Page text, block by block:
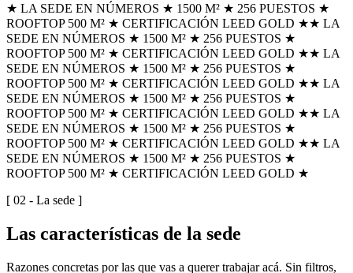
★ LA SEDE EN NÚMEROS ★ 1500 M² ★ 256 PUESTOS ★
ROOFTOP 500 M² ★ CERTIFICACIÓN LEED GOLD ★★ LA
SEDE EN NÚMEROS ★ 1500 M² ★ 256 PUESTOS ★
ROOFTOP 500 M² ★ CERTIFICACIÓN LEED GOLD ★★ LA
SEDE EN NÚMEROS ★ 1500 M² ★ 256 PUESTOS ★
ROOFTOP 500 M² ★ CERTIFICACIÓN LEED GOLD ★★ LA
SEDE EN NÚMEROS ★ 1500 M² ★ 256 PUESTOS ★
ROOFTOP 500 M² ★ CERTIFICACIÓN LEED GOLD ★★ LA
SEDE EN NÚMEROS ★ 1500 M² ★ 256 PUESTOS ★
ROOFTOP 500 M² ★ CERTIFICACIÓN LEED GOLD ★★ LA
SEDE EN NÚMEROS ★ 1500 M² ★ 256 PUESTOS ★
ROOFTOP 500 M² ★ CERTIFICACIÓN LEED GOLD ★
[ 02 - La sede ]
Las características de la sede
Razones concretas por las que vas a querer trabajar acá. Sin filtros,